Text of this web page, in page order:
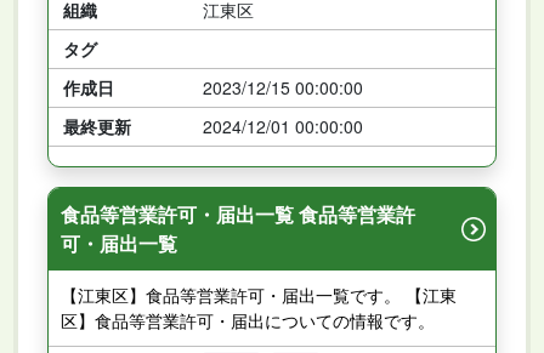
組織
江東区
タグ
作成日
2023/12/15 00:00:00
最終更新
2024/12/01 00:00:00
食品等営業許可・届出一覧 食品等営業許
可・届出一覧
【江東区】食品等営業許可・届出一覧です。 【江東
区】食品等営業許可・届出についての情報です。